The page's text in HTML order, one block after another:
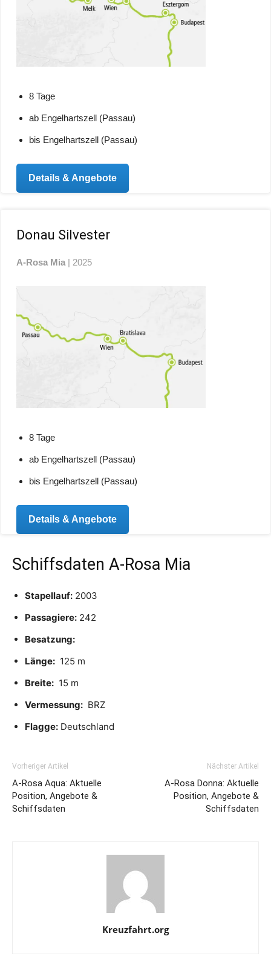
8 Tage
ab Engelhartszell (Passau)
bis Engelhartszell (Passau)
Details & Angebote
Donau Silvester
A-Rosa Mia | 2025
8 Tage
ab Engelhartszell (Passau)
bis Engelhartszell (Passau)
Details & Angebote
Schiffsdaten A-Rosa Mia
Stapellauf: 2003
Passagiere: 242
Besatzung:
Länge: 125 m
Breite: 15 m
Vermessung: BRZ
Flagge: Deutschland
Vorheriger Artikel
A-Rosa Aqua: Aktuelle
Position, Angebote &
Schiffsdaten
Nächster Artikel
A-Rosa Donna: Aktuelle
Position, Angebote &
Schiffsdaten
Kreuzfahrt.org